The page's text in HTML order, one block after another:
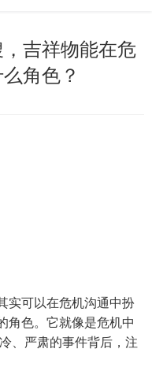
吉祥物能在危
角色？
实可以在危机沟通中扮
角色。它就像是危机中
、严肃的事件背后，注